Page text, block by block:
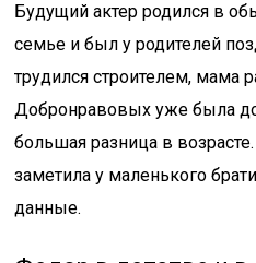
Будущий актер родился в
семье и был у родителей
трудился строителем, мама
Добронравовых уже была
большая разница в
заметила у маленького
данные.